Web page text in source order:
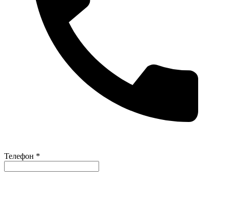
Телефон *